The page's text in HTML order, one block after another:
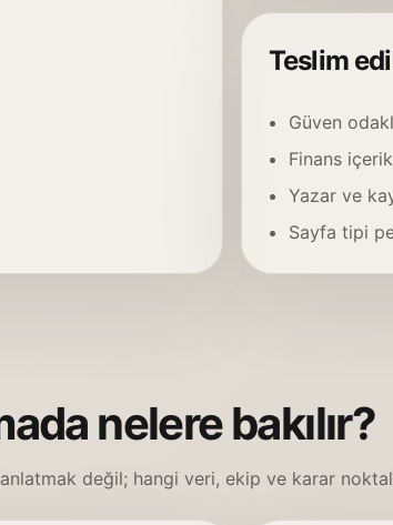
Teslim
Güven
Finans içerik
Yazar ve
Sayfa tipi
nelere bakılır?
değil; hangi veri, ekip ve karar